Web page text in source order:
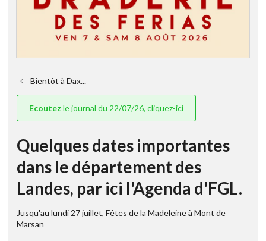
Bientôt à Dax...
Ecoutez le journal du 22/07/26, cliquez-ici
Quelques dates importantes
dans le département des
Landes, par ici l'Agenda d'FGL.
Jusqu'au lundi 27 juillet, Fêtes de la Madeleine à Mont de
Marsan